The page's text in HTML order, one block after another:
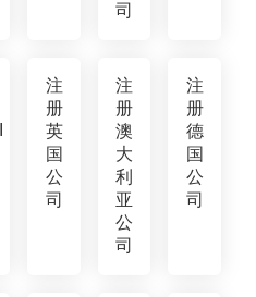
司
注
册
英
国
公
司
注
册
澳
大
利
亚
公
司
注
册
德
国
公
司